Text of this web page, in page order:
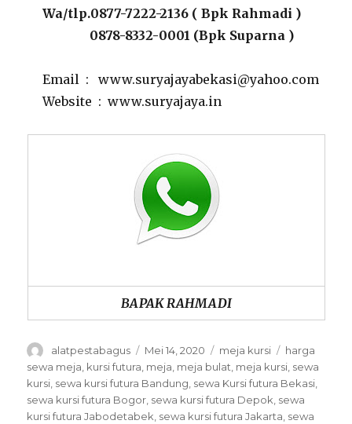
Wa/tlp.0877-7222-2136 ( Bpk Rahmadi )
0878-8332-0001 (Bpk Suparna )
Email : www.suryajayabekasi@yahoo.com
Website : www.suryajaya.in
BAPAK RAHMADI
Author
alatpestabagus
Posted
on
Mei 14, 2020 Categories
meja kursi Tags
harga
sewa meja, kursi futura, meja, meja bulat, meja kursi, sewa
kursi, sewa kursi futura Bandung, sewa Kursi futura Bekasi,
sewa kursi futura Bogor, sewa kursi futura Depok, sewa
kursi futura Jabodetabek, sewa kursi futura Jakarta, sewa